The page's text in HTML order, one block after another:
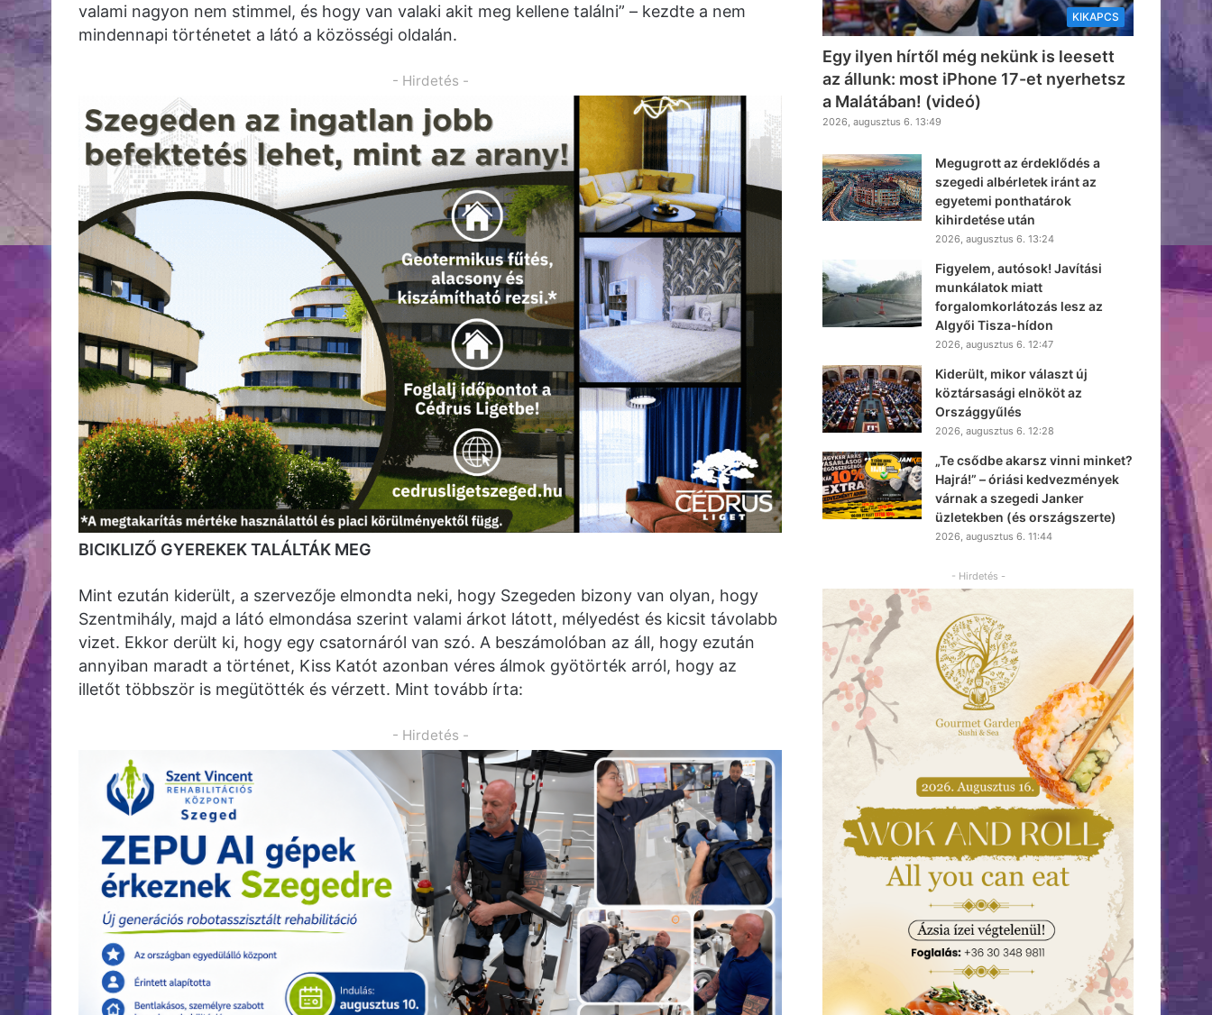
valami nagyon nem stimmel, és hogy van valaki akit meg kellene találni” – kezdte a nem
mindennapi történetet a látó a közösségi oldalán.
- Hirdetés -
BICIKLIZŐ GYEREKEK TALÁLTÁK MEG
Mint ezután kiderült, a szervezője elmondta neki, hogy Szegeden bizony van olyan, hogy
Szentmihály, majd a látó elmondása szerint valami árkot látott, mélyedést és kicsit távolabb
vizet. Ekkor derült ki, hogy egy csatornáról van szó. A beszámolóban az áll, hogy ezután
annyiban maradt a történet, Kiss Katót azonban véres álmok gyötörték arról, hogy az
illetőt többször is megütötték és vérzett. Mint tovább írta:
- Hirdetés -
KIKAPCS
Egy ilyen hírtől még nekünk is leesett
az állunk: most iPhone 17-et nyerhetsz
a Malátában! (videó)
2026, augusztus 6. 13:49
Megugrott az érdeklődés a
szegedi albérletek iránt az
egyetemi ponthatárok
kihirdetése után
2026, augusztus 6. 13:24
Figyelem, autósok! Javítási
munkálatok miatt
forgalomkorlátozás lesz az
Algyői Tisza-hídon
2026, augusztus 6. 12:47
Kiderült, mikor választ új
köztársasági elnököt az
Országgyűlés
2026, augusztus 6. 12:28
„Te csődbe akarsz vinni minket?
Hajrá!” – óriási kedvezmények
várnak a szegedi Janker
üzletekben (és országszerte)
2026, augusztus 6. 11:44
- Hirdetés -